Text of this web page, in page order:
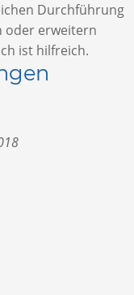
Durchführung
oder erweitern
ist hilfreich.